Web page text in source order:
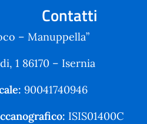
contatti
– Manuppella”
1 86170 – Isernia
90041740946
ISIS01400C